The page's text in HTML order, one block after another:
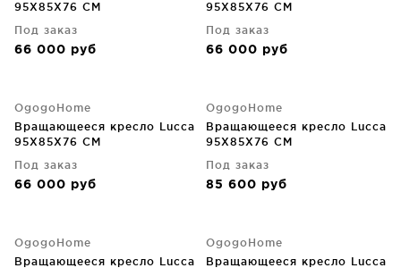
95X85X76 CM
Под заказ
66 000 руб
95X85X76 CM
Под заказ
66 000 руб
OgogoHome
Вращающееся кресло Lucca
95X85X76 CM
Под заказ
66 000 руб
OgogoHome
Вращающееся кресло Lucca
95X85X76 CM
Под заказ
85 600 руб
OgogoHome
Вращающееся кресло Lucca
OgogoHome
Вращающееся кресло Lucca